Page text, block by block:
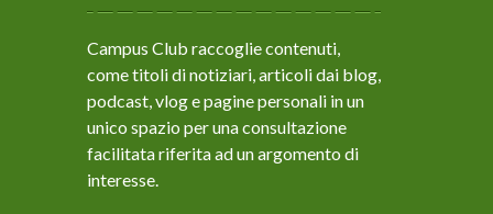
Campus Club raccoglie contenuti,
come titoli di notiziari, articoli dai blog,
podcast, vlog e pagine personali in un
unico spazio per una consultazione
facilitata riferita ad un argomento di
interesse.